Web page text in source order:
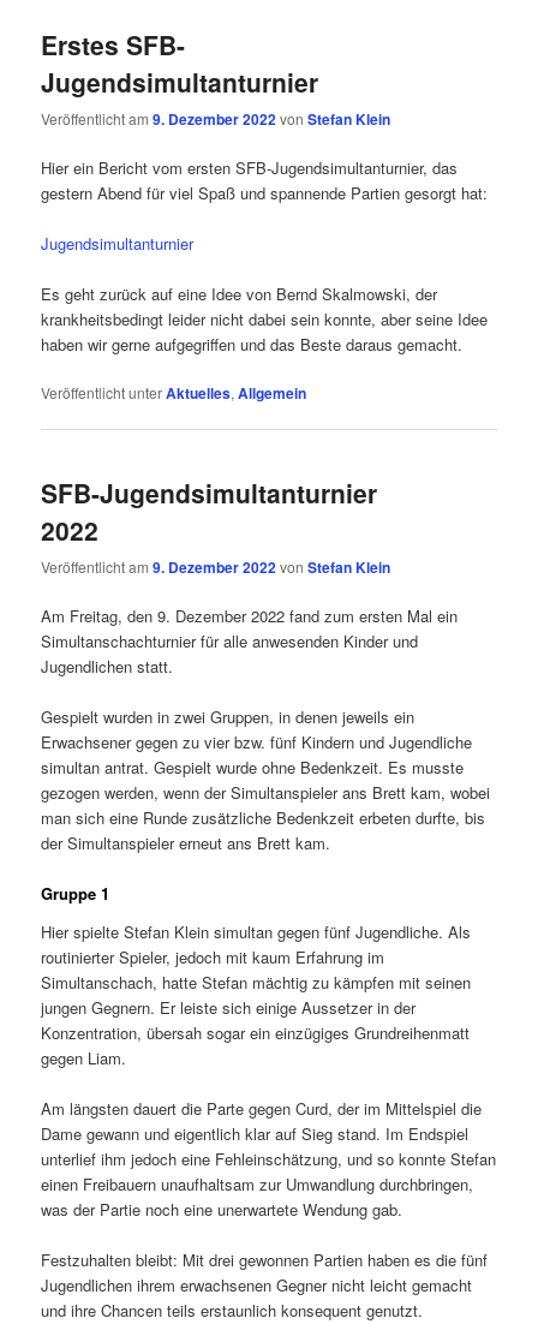
Erstes SFB-
Jugendsimultanturnier
Veröffentlicht am9. Dezember 2022vonStefan Klein
Hier ein Bericht vom ersten SFB-Jugendsimultanturnier, das
gestern Abend für viel Spaß und spannende Partien gesorgt hat:
Jugendsimultanturnier
Es geht zurück auf eine Idee von Bernd Skalmowski, der
krankheitsbedingt leider nicht dabei sein konnte, aber seine Idee
haben wir gerne aufgegriffen und das Beste daraus gemacht.
Veröffentlicht unterAktuelles,Allgemein
SFB-Jugendsimultanturnier
2022
Veröffentlicht am9. Dezember 2022vonStefan Klein
Am Freitag, den 9. Dezember 2022 fand zum ersten Mal ein
Simultanschachturnier für alle anwesenden Kinder und
Jugendlichen statt.
Gespielt wurden in zwei Gruppen, in denen jeweils ein
Erwachsener gegen zu vier bzw. fünf Kindern und Jugendliche
simultan antrat. Gespielt wurde ohne Bedenkzeit. Es musste
gezogen werden, wenn der Simultanspieler ans Brett kam, wobei
man sich eine Runde zusätzliche Bedenkzeit erbeten durfte, bis
der Simultanspieler erneut ans Brett kam.
Gruppe 1
Hier spielte Stefan Klein simultan gegen fünf Jugendliche. Als
routinierter Spieler, jedoch mit kaum Erfahrung im
Simultanschach, hatte Stefan mächtig zu kämpfen mit seinen
jungen Gegnern. Er leiste sich einige Aussetzer in der
Konzentration, übersah sogar ein einzügiges Grundreihenmatt
gegen Liam.
Am längsten dauert die Parte gegen Curd, der im Mittelspiel die
Dame gewann und eigentlich klar auf Sieg stand. Im Endspiel
unterlief ihm jedoch eine Fehleinschätzung, und so konnte Stefan
einen Freibauern unaufhaltsam zur Umwandlung durchbringen,
was der Partie noch eine unerwartete Wendung gab.
Festzuhalten bleibt: Mit drei gewonnen Partien haben es die fünf
Jugendlichen ihrem erwachsenen Gegner nicht leicht gemacht
und ihre Chancen teils erstaunlich konsequent genutzt.